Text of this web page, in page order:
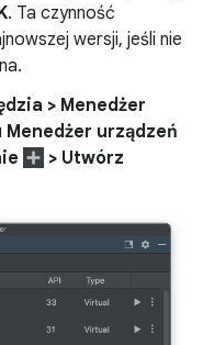
. Ta czynność
wersji, jeśli nie
> Menedżer
Menedżer urządzeń
> Utwórz